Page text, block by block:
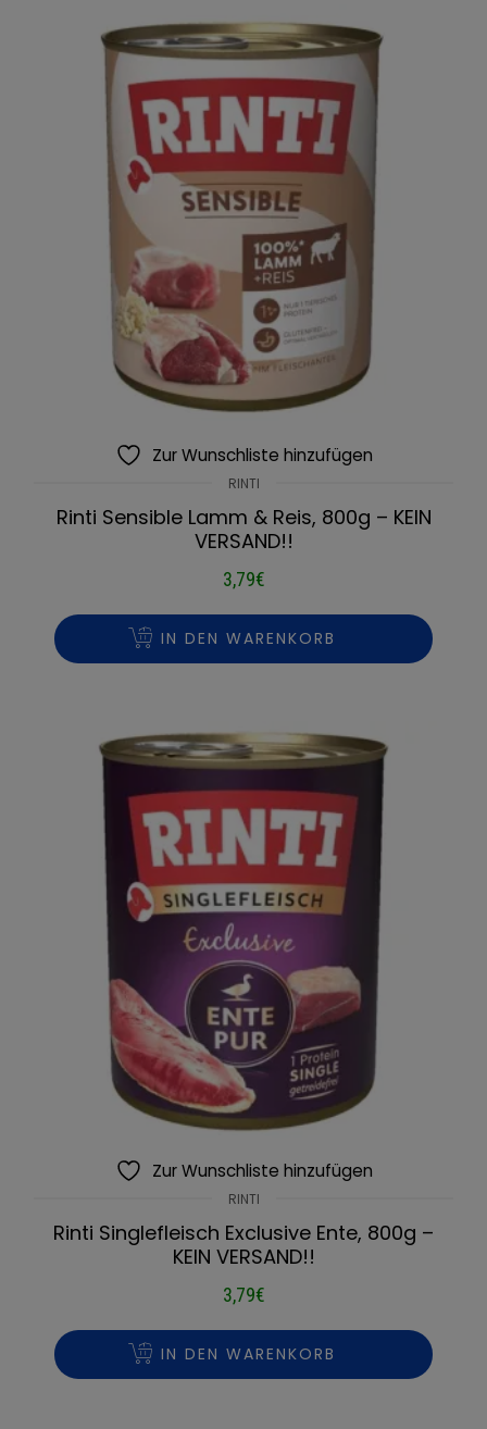
Zur Wunschliste hinzufügen
RINTI
Rinti Sensible Lamm & Reis, 800g – KEIN
VERSAND!!
3,79€
IN DEN WARENKORB
Zur Wunschliste hinzufügen
RINTI
Rinti Singlefleisch Exclusive Ente, 800g –
KEIN VERSAND!!
3,79€
IN DEN WARENKORB